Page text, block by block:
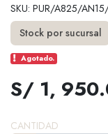
SKU: PUR/A825/
Stock por sucursal
Agotado.
S/ 1,
CANTIDAD